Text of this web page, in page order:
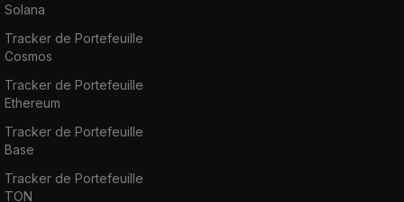
Solana
Tracker de Portefeuille
Cosmos
Tracker de Portefeuille
Ethereum
Tracker de Portefeuille
Base
Tracker de Portefeuille
TON